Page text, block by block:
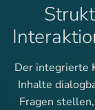
Der integrierte
Inhalte
Fragen